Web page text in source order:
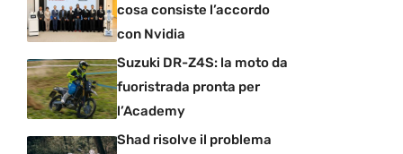
cosa consiste l’accordo
con Nvidia
Suzuki DR-Z4S: la moto da
fuoristrada pronta per
l’Academy
Shad risolve il problema